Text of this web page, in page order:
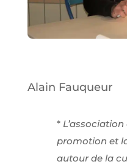
Alain Fauqueur
*
promotion et
autour de la